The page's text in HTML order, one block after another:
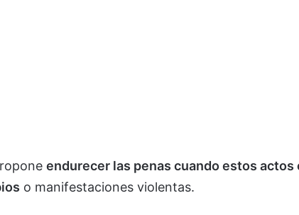
endurecer las penas cuando estos actos
o manifestaciones violentas.